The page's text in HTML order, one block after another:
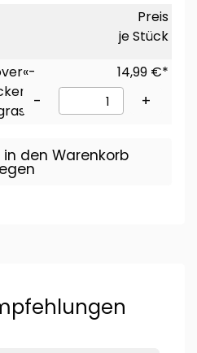
Preis
je Stück
14,99 €*
- +
den Warenkorb